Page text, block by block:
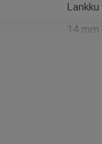
Lankku
14 mm